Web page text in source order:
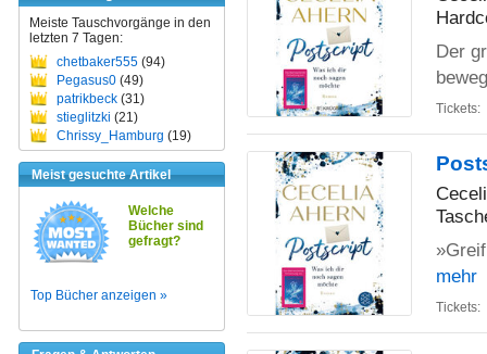
Meiste Tauschvorgänge in den
letzten 7 Tagen:
chetbaker555 (94)
Pegasus0 (49)
patrikbeck (31)
stieglitzki (21)
Chrissy_Hamburg (19)
Meist gesuchte Artikel
Welche
Bücher sind
gefragt?
Top Bücher anzeigen »
Der
Tickets:
mehr
Tickets: